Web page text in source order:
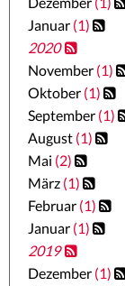
Januar (1)
2020
November (1)
Oktober (1)
September (1)
August (1)
Mai (2)
März (1)
Februar (1)
Januar (1)
2019
Dezember (1)